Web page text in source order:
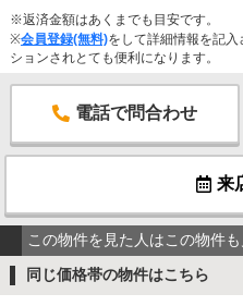
※返済金額はあくまでも目安です。
※会員登録(無料)をして詳細情報を記
ションされとても便利になります。
電話で問合わせ
来
この物件を見た人はこの物件
同じ価格帯の物件はこちら